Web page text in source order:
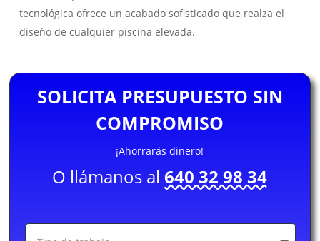
tecnológica ofrece un acabado sofisticado que realza el
diseño de cualquier piscina elevada.
SOLICITA PRESUPUESTO SIN
COMPROMISO
¡Ahorrarás dinero!
O llámanos al640 32 98 34